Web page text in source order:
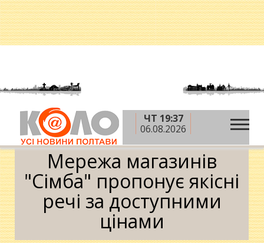
ЧТ 19:37
06.08.2026
Головна » Корисне
Мережа магазинів "Сімба"
пропонує якісні речі за доступними цінами
Мережа магазинів
"Сімба" пропонує якісні
речі за доступними
цінами